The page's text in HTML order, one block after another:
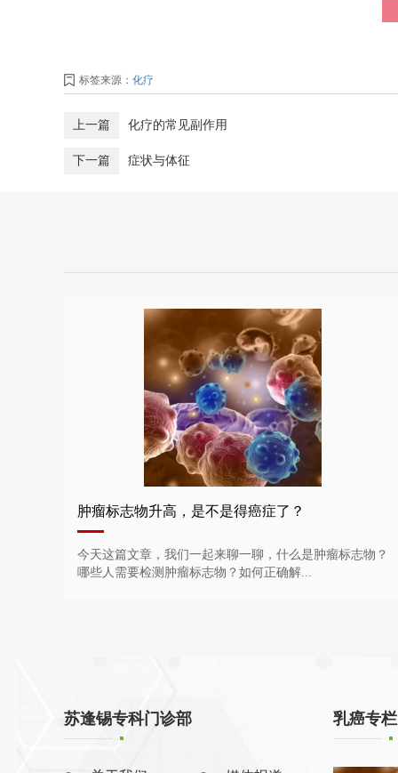
标签来源： 化疗
上一篇 化疗的常见副作用
下一篇 症状与体征
肿瘤标志物升高，是不是得癌症了？
今天这篇文章，我们一起来聊一聊，什么是肿瘤标志物？
哪些人需要检测肿瘤标志物？如何正确解...
苏逢锡专科门诊部 乳癌专栏